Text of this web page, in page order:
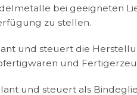
bei geeigneten
zu stellen.
und steuert die
und
und steuert als